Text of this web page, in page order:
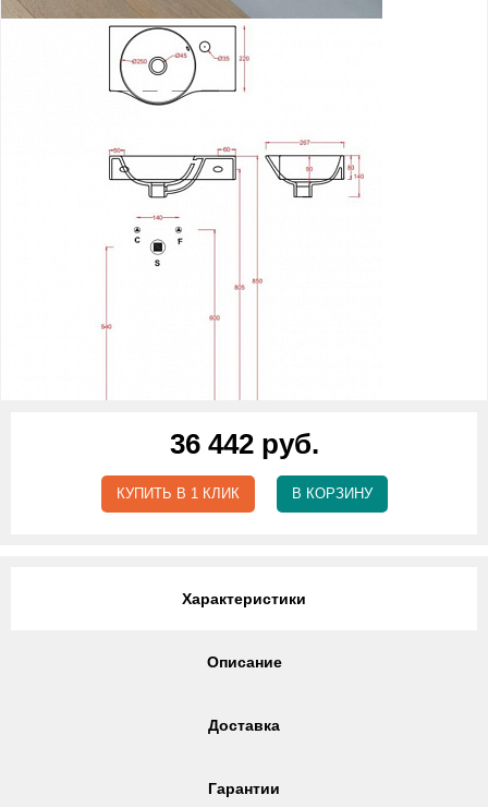
36 442 руб.
КУПИТЬ В 1 КЛИК В КОРЗИНУ
Характеристики
Описание
Доставка
Гарантии